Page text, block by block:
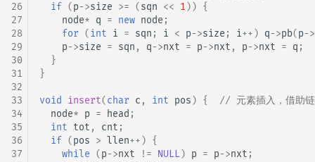
26
27
28
29
30
31
32
33
34
35
36
37
if (p->size >= (sqn << 1)) {
node* q = new node ;
for (int i = sqn ; i < p->size ; i++) q->pb(p->
p->size = sqn , q->nxt = p->nxt , p->nxt = q ;
}
}
void insert(char c , int pos) {
// 元素插入，借助
node* p = head ;
int tot , cnt ;
if (pos > llen++) {
while (p->nxt != NULL) p = p->nxt ;